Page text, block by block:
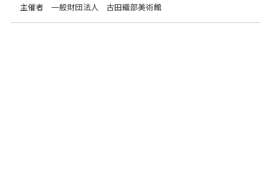
主催者 一般財団法人 古田織部美術館